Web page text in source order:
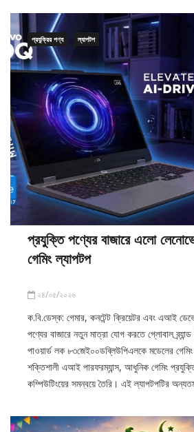
প্রযুক্রির পণ্য ল্যাপটপ
প্রযুক্তি পণ্যের বাজারে এলো
গেমিং ল্যাপটপ
২৪/০৫/২০২৬
ক.বি.ডেস্ক: গেমার, কনটেন্ট ক্রিয়েটর এবং এআই
পণ্যের বাজারে নতুন মাত্রা যোগ করতে গ্লোবাল
পাওয়ার্ড লক ৮৩জেই০০ডব্লিউপিএলকে মডেলের
শক্তিশালী এআই পারফরম্যান্স, আধুনিক গেমিং
কম্পিউটিংয়ের সমন্বয়ে তৈরি। এই ল্যাপটপটির